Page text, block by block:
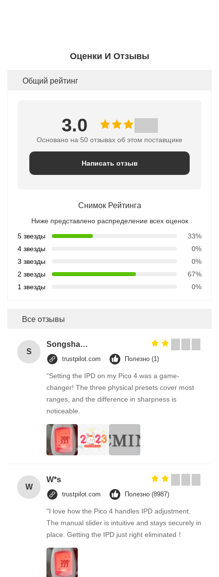
Оценки И Отзывы
Общий рейтинг
3.0
Основано на 50 отзывах об этом поставщике
Написать отзыв
Снимок Рейтинга
Ниже представлено распределение всех оценок
5 звезды
33%
4 звезды
0%
3 звезды
0%
2 звезды
67%
1 звезды
0%
Все отзывы
S
Songshang
trustpilot.com Полезно (1)
"Setting the IPD on my Pico 4 was a game-
changer! The three physical presets cover most
ranges, and the difference in sharpness is
noticeable.
W
W*s
trustpilot.com Полезно (8987)
"I love how the Pico 4 handles IPD adjustment.
The manual slider is intuitive and stays securely in
place. Getting the IPD just right eliminated！